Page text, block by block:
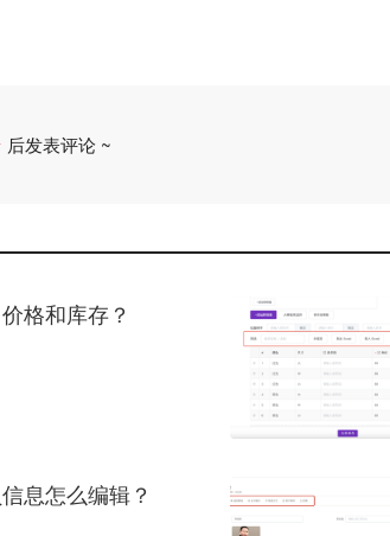
后发表评论 ~
格和库存？
息怎么编辑？